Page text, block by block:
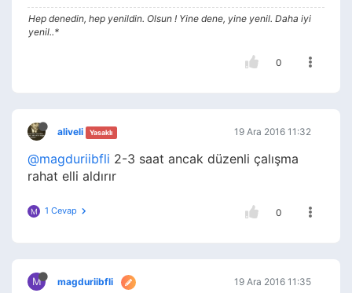
Hep denedin, hep yenildin. Olsun ! Yine dene, yine yenil. Daha iyi
yenil..*
0
aliveli Yasaklı 19 Ara 2016 11:32
@magduriibfli 2-3 saat ancak düzenli çalışma
rahat elli aldırır
M 1 Cevap 0
M magduriibfli 19 Ara 2016 11:35